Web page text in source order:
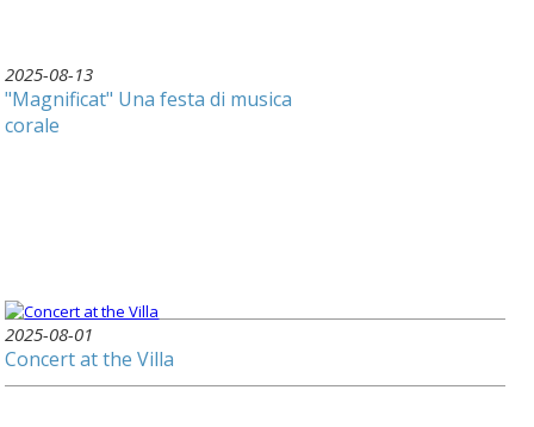
2025-08-13
"Magnificat" Una festa di musica
corale
2025-08-01
Concert at the Villa